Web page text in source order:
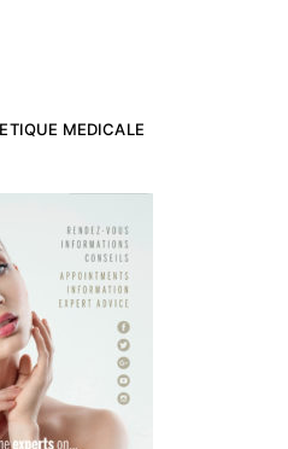
MEDICALE